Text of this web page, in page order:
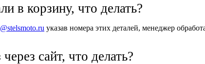
в корзину, что делать?
указав номера этих деталей, менеджер
сайт, что делать?